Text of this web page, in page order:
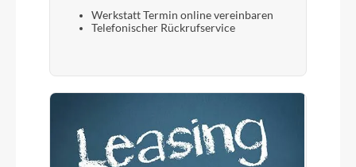
Werkstatt Termin online vereinbaren
Telefonischer Rückrufservice